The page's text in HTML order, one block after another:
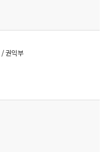
/ 권익부